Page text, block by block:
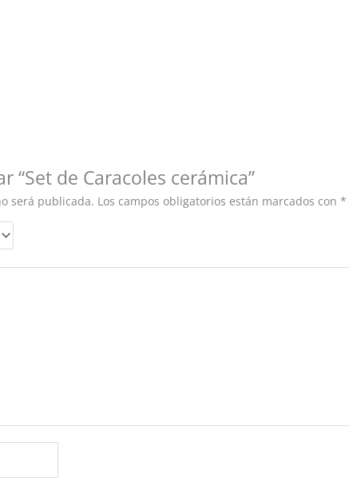
“Set de Caracoles cerámica”
será publicada. Los campos obligatorios están marcados con *